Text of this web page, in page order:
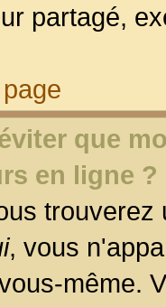
partagé,
que
en ligne ?
, vous
même.